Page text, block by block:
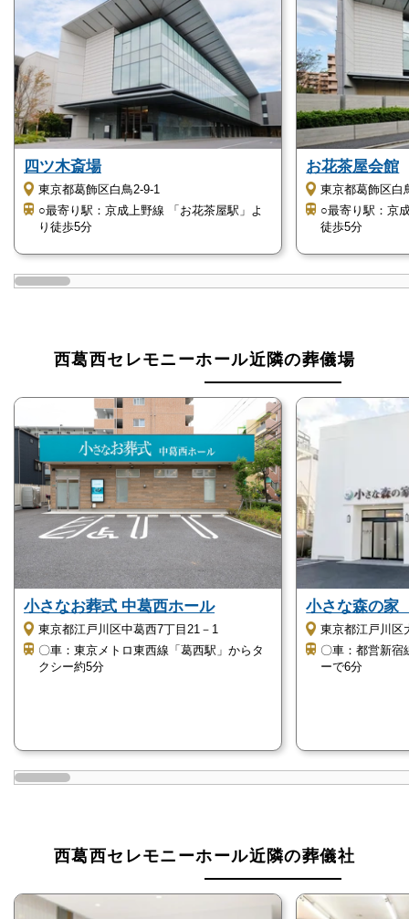
参列者の負担を減らしたい
西葛西セレモニーホールの家族葬
西葛西セレモニーホールは、多様化してきている葬儀
業界の中でも現在主流となりつつある「家族葬」に対
応している斎場です。
西葛西セレモニーホールの家族葬のおすすめポイント
は、以下の通りです。
家族や親族だけでお見送りができる
オーダーメイドの葬儀
間にかけて執り行います。
ず、家族や近親者だけでゆっくりとお見送りをしま
す。
西葛西セレモニーホールの家族葬は、オーダーメイド
による提供です。
お気持ちを大切にしているので、形式にとらわれず自
由な家族葬が可能です。
西葛西セレモニーホールを運営するおすびす株式会社
は首都圏に密着して葬儀をサポートしていて地元の方
に多く利用されています。
西葛西セレモニーホールの直葬・火葬式
イントは、以下の通りです。
四ツ木斎場
東京都葛飾区白鳥2-9-1
○最寄り駅：京成上野線 「お花茶屋駅」よ
り徒歩5分
お花茶屋会館
東京都葛飾区白
○最寄り駅：京
徒歩5分
西葛西セレモニーホール近隣の葬儀場
小さなお葬式 中葛西ホール
東京都江戸川区中葛西7丁目21－1
〇車：東京メトロ東西線「葛西駅」からタ
クシー約5分
小さな森の
東京都江戸川区
〇車：都営新宿
ーで6分
西葛西セレモニーホール近隣の葬儀社